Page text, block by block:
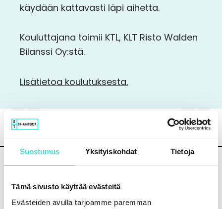
Suostumus Yksityiskohdat Tietoja
Tämä sivusto käyttää evästeitä
Evästeiden avulla tarjoamme paremman
käydään kattavasti läpi aihetta.
Kouluttajana toimii KTL, KLT Risto Walden
Bilanssi Oy:stä.
Lisätietoa koulutuksesta.
Sisältö